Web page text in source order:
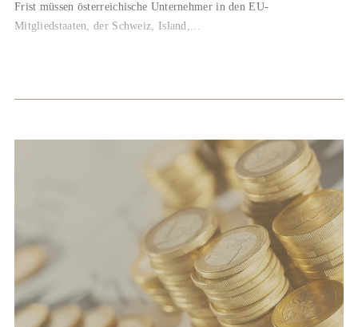
Frist müssen österreichische Unternehmer in den EU-
Mitgliedstaaten, der Schweiz, Island,...